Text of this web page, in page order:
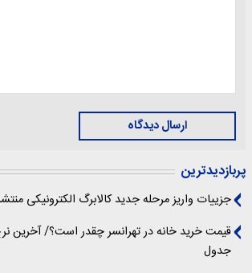
ارسال دیدگاه
پربازدیدترین
جزییات واریز مرحله جدید کالابرگ الکترونیکی
قیمت خرید خانه در تهرانسر چقدر است؟/ آخرین
جدول